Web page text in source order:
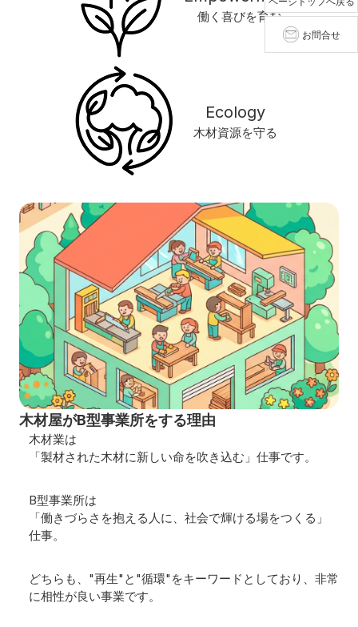
働く喜びを育む
Ecology
木材資源を守る
木材屋がB型事業所をする理由
木材業は
「製材された木材に新しい命を吹き込む」仕事です。
B型事業所は
「働きづらさを抱える人に、社会で輝ける場をつくる」
仕事。
どちらも、"再生"と"循環"をキーワードとしており、 非常
に相性が良い事業です。
お問合せ